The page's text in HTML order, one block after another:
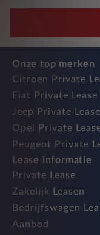
Onze top merken
Citroen Private
Fiat Private Lease
Jeep Private
Opel Private
Peugeot Private
Lease informatie
Private Lease
Zakelijk Leasen
Bedrijfswagen
Aanbod